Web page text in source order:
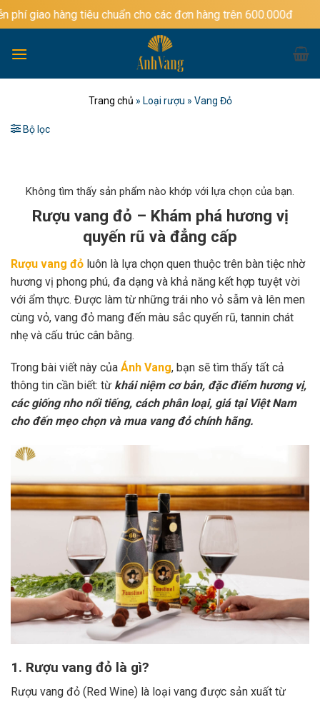
Bỏ
qua
dung
tiêu chuẩn cho các đơn hàng trên 600.000đ
Trang chủ » Loại rượu » Vang Đỏ
Bộ lọc
Không tìm thấy sản phẩm nào khớp với lựa chọn của bạn.
Rượu vang đỏ – Khám phá hương vị
quyến rũ và đẳng cấp
Rượu vang đỏ luôn là lựa chọn quen thuộc trên bàn tiệc nhờ
hương vị phong phú, đa dạng và khả năng kết hợp tuyệt vời
với ẩm thực. Được làm từ những trái nho vỏ sẫm và lên men
cùng vỏ, vang đỏ mang đến màu sắc quyến rũ, tannin chát
nhẹ và cấu trúc cân bằng.
Trong bài viết này của Ánh Vang, bạn sẽ tìm thấy tất cả
thông tin cần biết: từ khái niệm cơ bản, đặc điểm hương vị,
các giống nho nổi tiếng, cách phân loại, giá tại Việt Nam
cho đến mẹo chọn và mua vang đỏ chính hãng.
1. Rượu vang đỏ là gì?
Rượu vang đỏ (Red Wine) là loại vang được sản xuất từ